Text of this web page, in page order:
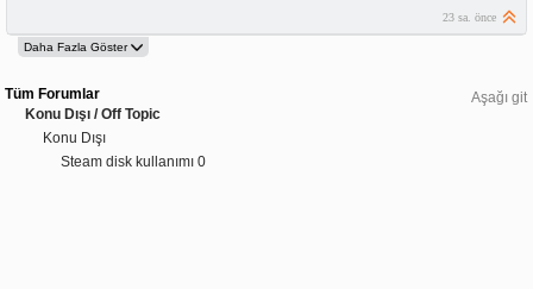
23 sa. önce
Aşağı git
Tüm Forumlar
Konu Dışı / Off Topic
Konu Dışı
Steam disk kullanımı 0